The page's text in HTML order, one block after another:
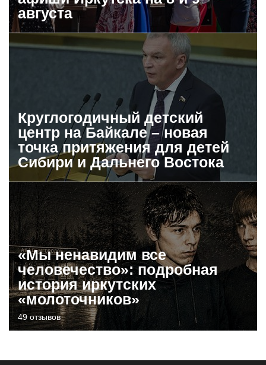
августа
Круглогодичный детский
центр на Байкале – новая
точка притяжения для детей
Сибири и Дальнего Востока
«Мы ненавидим все
человечество»: подробная
история иркутских
«молоточников»
49 отзывов